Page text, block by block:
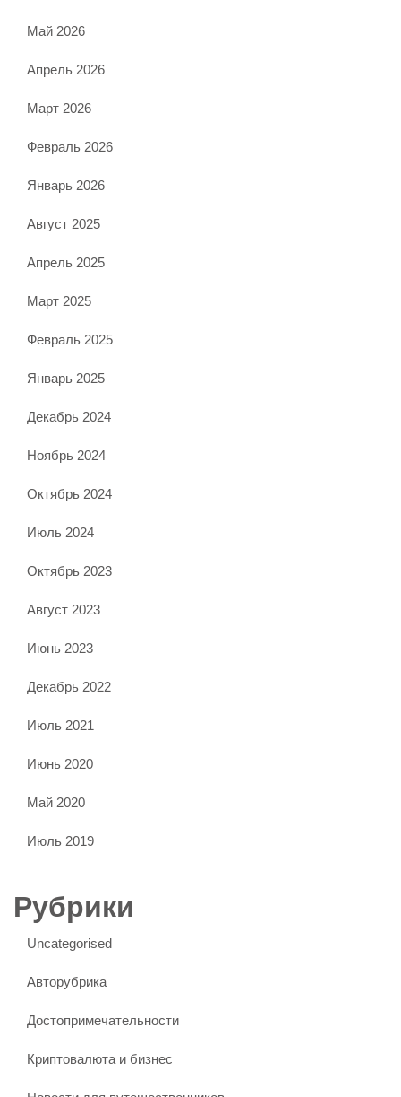
Май 2026
Апрель 2026
Март 2026
Февраль 2026
Январь 2026
Август 2025
Апрель 2025
Март 2025
Февраль 2025
Январь 2025
Декабрь 2024
Ноябрь 2024
Октябрь 2024
Июль 2024
Октябрь 2023
Август 2023
Июнь 2023
Декабрь 2022
Июль 2021
Июнь 2020
Май 2020
Июль 2019
Рубрики
Uncategorised
Авторубрика
Достопримечательности
Криптовалюта и бизнес